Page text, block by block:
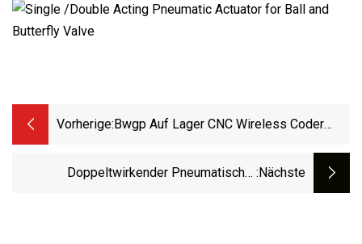
Vorherige: Bwgp Auf Lager CNC Wireless Coder
Handrad
Doppeltwirkender Pneumatischer :nächste